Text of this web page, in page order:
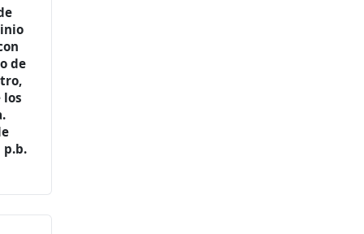
de
los
p.b.